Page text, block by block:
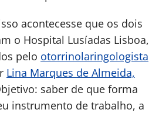
acontecesse que os dois
o Hospital Lusíadas Lisboa,
pelo otorrinolaringologista
Lina Marques de Almeida,
saber de que forma
instrumento de trabalho, a